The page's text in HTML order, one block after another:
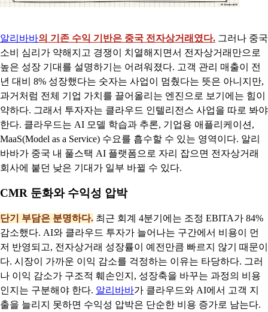
알리바바의 기존 수익 기반은 중국 전자상거래였다. 그러나 중국
소비 심리가 약해지고 경쟁이 치열해지면서 전자상거래만으로
높은 성장 기대를 설명하기는 어려워졌다. 고객 관리 매출이 전
년 대비 8% 성장했다는 숫자는 사업이 멈췄다는 뜻은 아니지만,
과거처럼 전체 기업 가치를 끌어올리는 엔진으로 보기에는 힘이
약하다. 그래서 투자자는 클라우드 인텔리전스 사업을 따로 봐야
한다. 클라우드는 AI 모델 학습과 추론, 기업용 애플리케이션,
MaaS(Model as a Service) 수요를 흡수할 수 있는 영역이다. 알리
바바가 중국 내 풀스택 AI 플랫폼으로 자리 잡으면 전자상거래
회사에 붙던 낮은 기대가 일부 바뀔 수 있다.
CMR 둔화와 수익성 압박
단기 부담은 분명하다. 최근 회계 4분기에는 조정 EBITA가 84%
감소했다. AI와 클라우드 투자가 늘어나는 구간에서 비용이 먼
저 반영되고, 전자상거래 성장률이 예전만큼 빠르지 않기 때문이
다. 시장이 가까운 이익 감소를 걱정하는 이유는 타당하다. 그러
나 이익 감소가 구조적 훼손인지, 성장축을 바꾸는 과정의 비용
인지는 구분해야 한다. 알리바바가 클라우드와 AI에서 고객 지
출을 늘리지 못하면 수익성 압박은 단순한 비용 증가로 남는다.